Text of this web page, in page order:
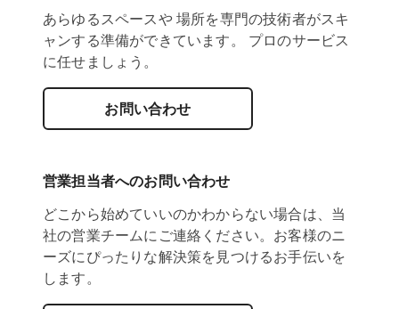
あらゆるスペースや 場所を専門の技術者がスキ
ャンする準備ができています。 プロのサービス
に任せましょう。
お問い合わせ
営業担当者へのお問い合わせ
どこから始めていいのかわからない場合は、当
社の営業チームにご連絡ください。お客様のニ
ーズにぴったりな解決策を見つけるお手伝いを
します。